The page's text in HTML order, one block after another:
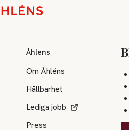
Åhlens
Om Åhléns
Hållbarhet
Lediga jobb
Press